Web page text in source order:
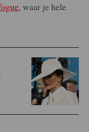
, waar je hele